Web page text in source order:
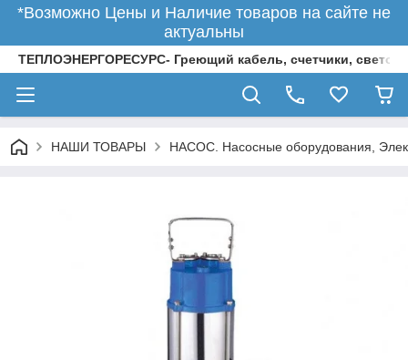
*Возможно Цены и Наличие товаров на сайте не
актуальны
ТЕПЛОЭНЕРГОРЕСУРС- Греющий кабель, счетчики,
НАШИ ТОВАРЫ НАСОС. Насосные оборудования,